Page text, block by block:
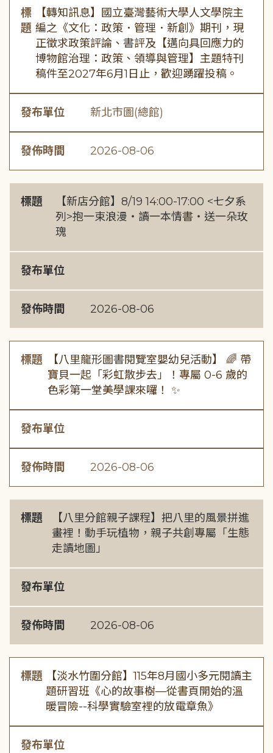
標
題
【轉知訊息】國立臺灣藝術大學人文學院主
編之《文化：政策．管理．新創》期刊，現
正徵求政策評論、書評及【邁向具回應力的
博物館治理：政策、領導與管理】主題特刊
稿件至2027年6月1日止，歡迎踴躍投稿。
發布單位 新北市圖(總館)
發佈時間 2026-08-06
標題
【新店分館】8/19 14:00-17:00 <七夕系
列>抱一束浪漫・讀一本情書・送一朵玫
瑰
發布單位
發佈時間 2026-08-06
標題
【八里龍形圖書閱覽室嬰幼兒活動】 🌈 帶
寶貝一起「彩虹散步去」！專屬 0-6 歲的
色彩第一堂美學課來囉！ ✨
發布單位
發佈時間 2026-08-06
標題
【八里分館親子課程】把八里的風景拼進
畫裡！動手玩植物，親子共創專屬「生態
走讀地圖」
發布單位
發佈時間 2026-08-06
標題
【淡水竹圍分館】115年8月國小多元閱讀主
題研習班《心的故事樹—從書頁開始的溫
暖冒險--科學實驗室裡的放電章魚》
發布單位